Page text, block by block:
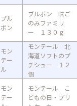
ブル
ボン
ブルボン 味ご
のみファミリ
ー １３０ｇ
モン
テー
ル
モンテール 北
海道ソフトのプ
チシュー １２
個
モン
テー
モンテール こ
どもの日・プリ